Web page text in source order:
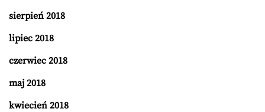
sierpień 2018
lipiec 2018
czerwiec 2018
maj 2018
kwiecień 2018